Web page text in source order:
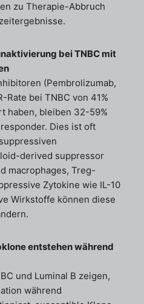
zu Therapie-Abbruch
bei TNBC mit
(Pembrolizumab,
Rate bei TNBC von 41%
haben, bleiben 32-59%
Dies ist oft
derived suppressor
macrophages, Treg-
Zytokine wie IL-10
Wirkstoffe können diese
entstehen während
und Luminal B zeigen,
während